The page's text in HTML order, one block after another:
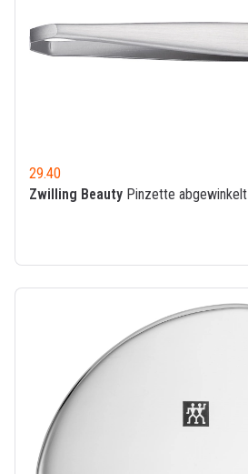
29.40
Zwilling Beauty Pinzette abgewinkelt